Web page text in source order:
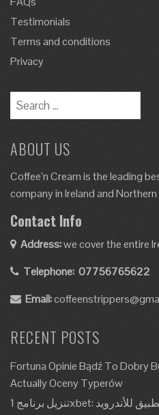
Testimonials
Terms and conditions
Privacy
Search
for:
ABOUT US
Coffee’n Cream is the leading
company in Ireland and Northern
Contact Info
Address:we cover the entire
Telephone: 07756765622
Email:
RECENT POSTS
Fortuna Opinie Bądź To Dobry
Actually Oceny Typerów
تنزيل برنامج 1xbet: تطبيق للأندرويد، Apk، آخر إصدار مواقع